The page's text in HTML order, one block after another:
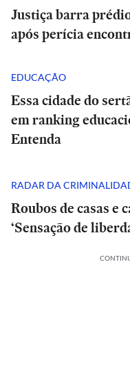
Justiça barra
após perícia
EDUCAÇÃO
Essa cidade do
em ranking
Entenda
RADAR DA
Roubos de casas e
‘Sensação de